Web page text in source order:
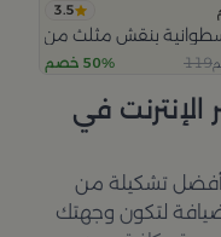
من ملاذ
3.5
بنقش مثلث من
119 50% خصم
في
أفضل تشكيلة من
لتكون وجهتك